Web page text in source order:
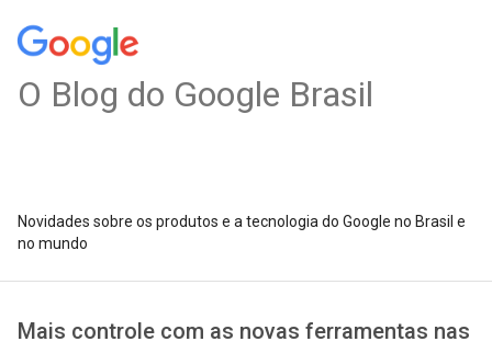
O Blog do Google Brasil
Novidades sobre os produtos e a tecnologia do Google no Brasil e
no mundo
Mais controle com as novas ferramentas nas